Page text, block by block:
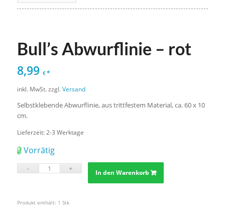
Bull’s Abwurflinie – rot
8,99 €*
inkl. MwSt. zzgl.Versand
Selbstklebende Abwurflinie, aus trittfestem Material, ca. 60 x 10
cm.
Lieferzeit: 2-3 Werktage
Vorrätig
In den Warenkorb
Produkt enthält: 1 Stk